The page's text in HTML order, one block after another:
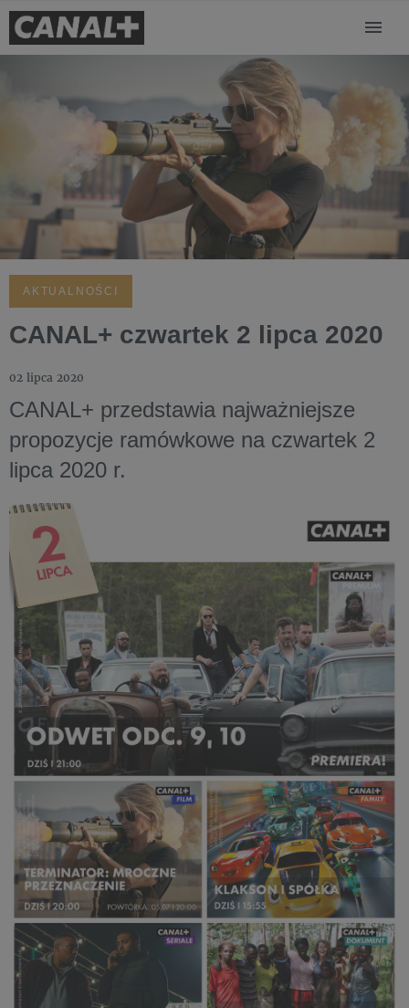
AKTUALNOŚCI
CANAL+ czwartek 2 lipca 2020
02 lipca 2020
CANAL+ przedstawia najważniejsze
propozycje ramówkowe na czwartek 2
lipca 2020 r.